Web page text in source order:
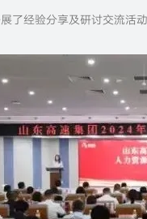
了经验分享及研讨交流活